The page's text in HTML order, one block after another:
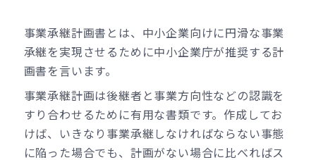
事業承継計画書とは、中小企業向けに円滑な事業
承継を実現させるために中小企業庁が推奨する計
画書を言います。
事業承継計画は後継者と事業方向性などの認識を
すり合わせるために有用な書類です。作成してお
けば、いきなり事業承継しなければならない事態
に陥った場合でも、計画がない場合に比べればス